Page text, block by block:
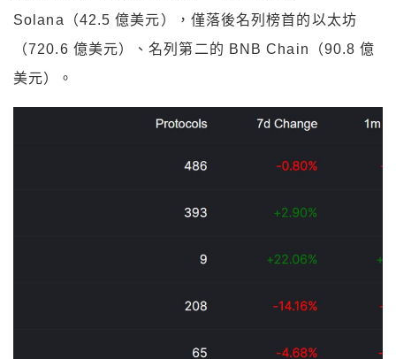
Solana（42.5 億美元），僅落後名列榜首的以太坊
（720.6 億美元）、名列第二的 BNB Chain（90.8 億
美元）。
公鏈 DeFI 鎖倉量排名。Source：DefiLlama
波場官方今日在推特上慶祝此里程碑：
根據 DefiLlama 數據，波場 TVL 名列